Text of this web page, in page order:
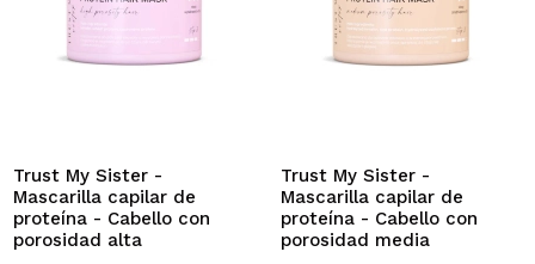
No tengo cuenta aquí
tus compras rápidamente, revisar el estado de tus
pedidos y consultar tus operaciones anteriores.
Trust My Sister -
Mascarilla capilar de
proteína - Cabello con
porosidad alta
Trust My Sister -
Mascarilla capilar de
proteína - Cabello con
porosidad media